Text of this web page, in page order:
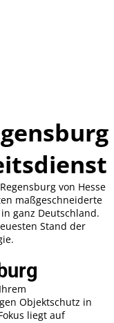
von Hesse
maßgeschneiderte
ganz Deutschland.
Stand der
Objektschutz in
liegt auf